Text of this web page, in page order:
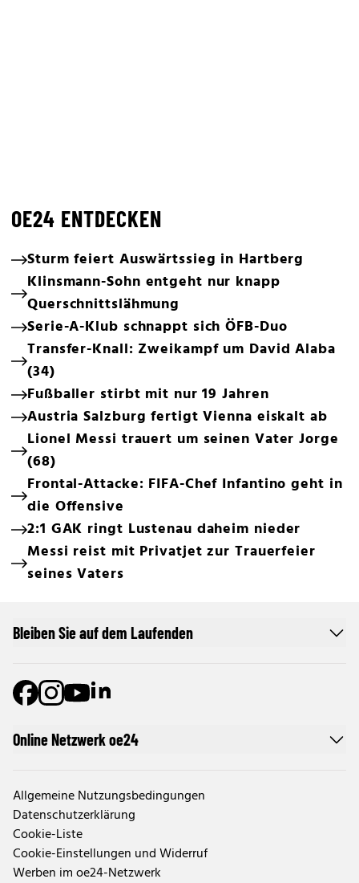
OE24 ENTDECKEN
Sturm feiert Auswärtssieg in Hartberg
Klinsmann-Sohn entgeht nur knapp
Querschnittslähmung
Serie-A-Klub schnappt sich ÖFB-Duo
Transfer-Knall: Zweikampf um David Alaba
(34)
Fußballer stirbt mit nur 19 Jahren
Austria Salzburg fertigt Vienna eiskalt ab
Lionel Messi trauert um seinen Vater Jorge
(68)
Frontal-Attacke: FIFA-Chef Infantino geht in
die Offensive
2:1 GAK ringt Lustenau daheim nieder
Messi reist mit Privatjet zur Trauerfeier
seines Vaters
Online Netzwerk oe24
Allgemeine Nutzungsbedingungen
Datenschutzerklärung
Cookie-Liste
Cookie-Einstellungen und Widerruf
Werben im oe24-Netzwerk
Bleiben Sie auf dem Laufenden